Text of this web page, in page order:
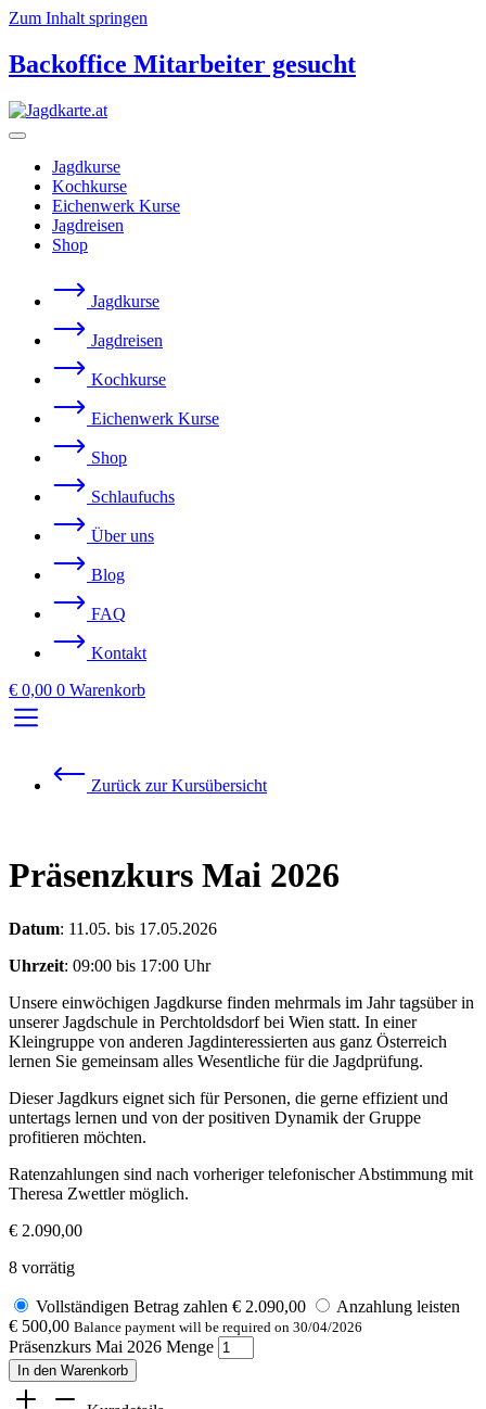
Zum Inhalt springen
Backoffice Mitarbeiter gesucht
Jagdkurse
Kochkurse
Eichenwerk Kurse
Jagdreisen
Shop
Jagdkurse
Jagdreisen
Kochkurse
Eichenwerk Kurse
Shop
Schlaufuchs
Über uns
Blog
FAQ
Kontakt
€ 0,00 0 Warenkorb
Zurück zur Kursübersicht
Präsenzkurs Mai 2026
Datum: 11.05. bis 17.05.2026
Uhrzeit: 09:00 bis 17:00 Uhr
Unsere einwöchigen Jagdkurse finden mehrmals im Jahr tagsüber in
unserer Jagdschule in Perchtoldsdorf bei Wien statt. In einer
Kleingruppe von anderen Jagdinteressierten aus ganz Österreich
lernen Sie gemeinsam alles Wesentliche für die Jagdprüfung.
Dieser Jagdkurs eignet sich für Personen, die gerne effizient und
untertags lernen und von der positiven Dynamik der Gruppe
profitieren möchten.
Ratenzahlungen sind nach vorheriger telefonischer Abstimmung mit
Theresa Zwettler möglich.
€ 2.090,00
8 vorrätig
Vollständigen Betrag zahlen € 2.090,00
Anzahlung leisten
€ 500,00 Balance payment will be required on 30/04/2026
Präsenzkurs Mai 2026 Menge
In den Warenkorb